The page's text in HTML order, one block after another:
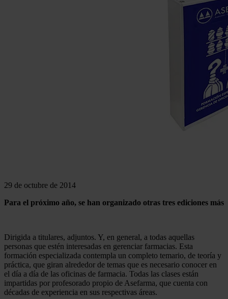
29 de octubre de 2014
Para el próximo año, se han organizado otras tres ediciones más
Dirigida a titulares, adjuntos. Y, en general, a todas aquellas
personas que estén interesadas en gerenciar farmacias. Esta
formación especializada contempla un completo temario, de teoría y
práctica, que giran alrededor de temas que es necesario conocer en
el día a día de las oficinas de farmacia. Todas las clases están
impartidas por profesorado propio de Asefarma, que cuenta con
décadas de experiencia en sus respectivas áreas.